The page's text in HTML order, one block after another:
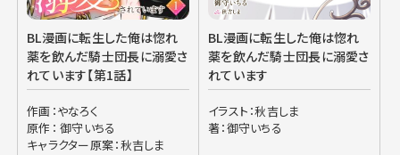
BL漫画に転生した俺は惚れ
薬を飲んだ騎士団長に溺愛さ
れています【第1話】
作画：やなろく
原作： 御守いちる
キャラクター原案：秋吉しま
BL漫画に転生した俺は惚れ
薬を飲んだ騎士団長に溺愛さ
れています
イラスト：秋吉しま
著：御守いちる